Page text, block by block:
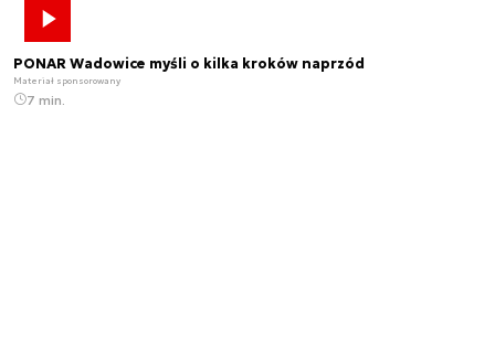
PONAR Wadowice myśli o kilka kroków naprzód
Materiał sponsorowany
7 min.